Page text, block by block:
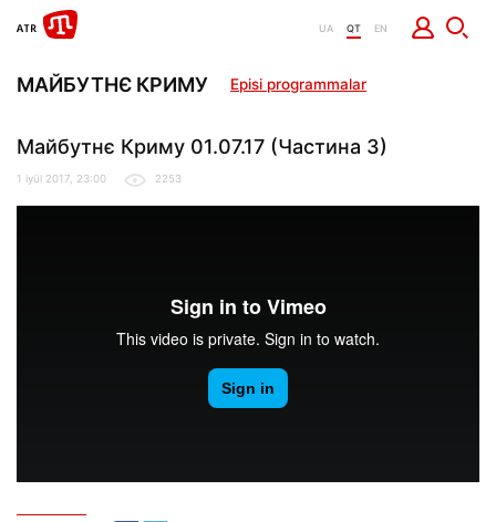
UA QT EN
МАЙБУТНЄ КРИМУ Episi programmalar
Майбутнє Криму 01.07.17 (Частина 3)
1 iyül 2017, 23:00 2253